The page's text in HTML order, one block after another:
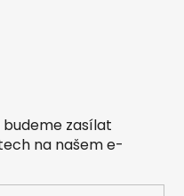
zasílat
na našem e-